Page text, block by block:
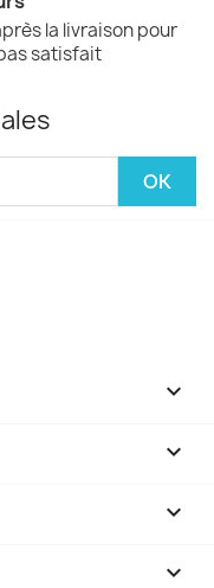
la livraison pour
satisfait



keyboard_arrow_down